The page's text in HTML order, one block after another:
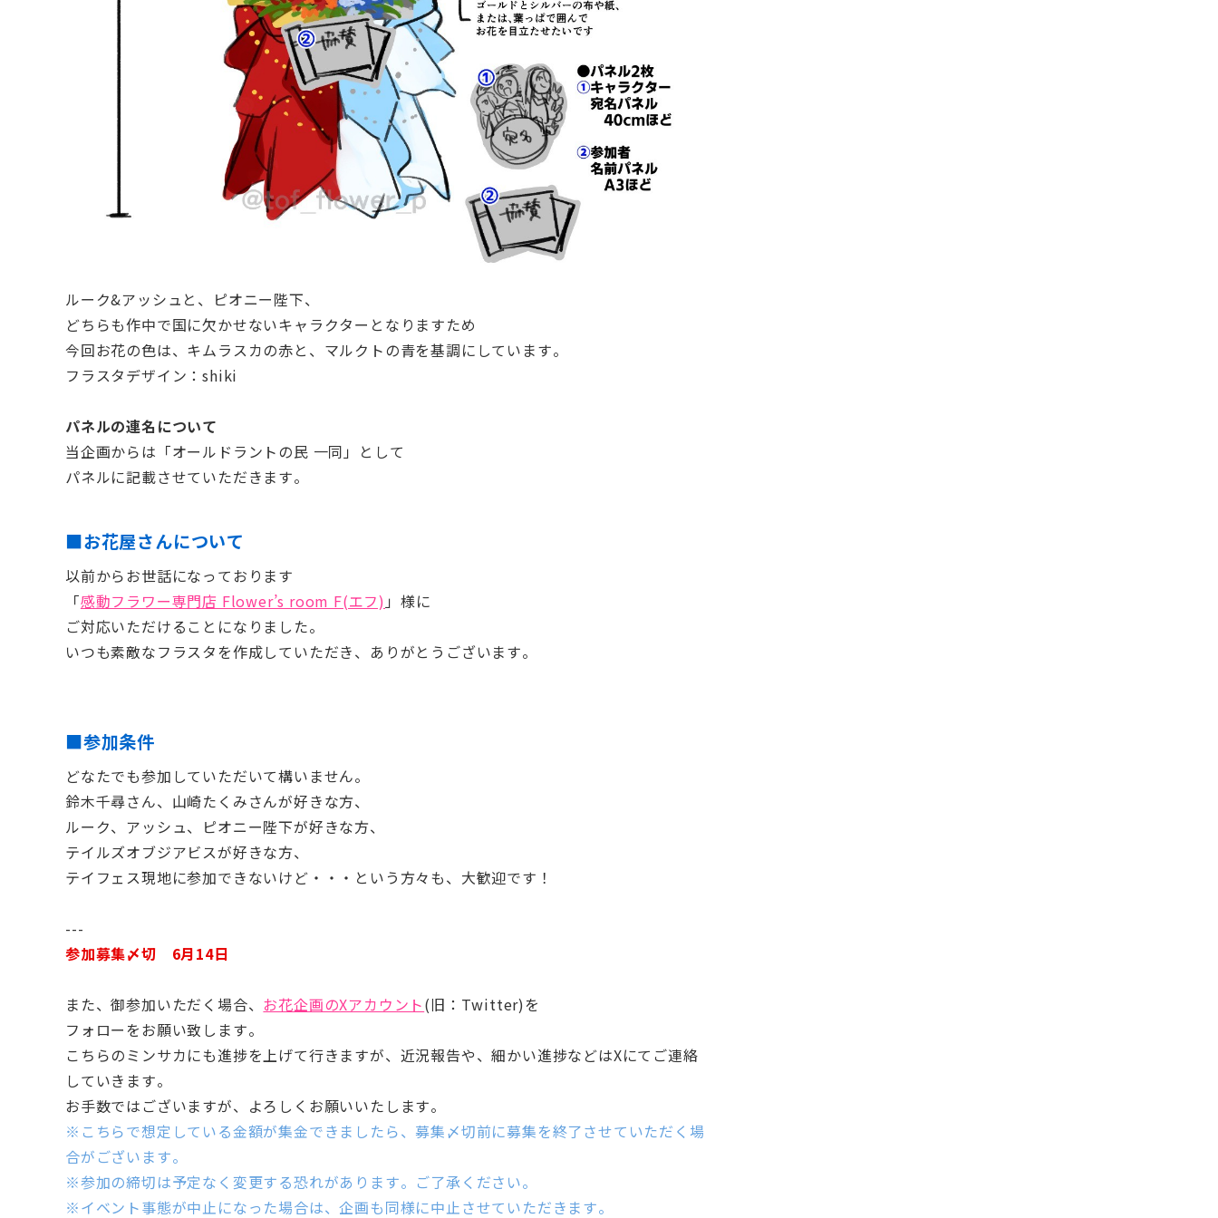
ルーク&アッシュと、ピオニー陛下、
どちらも作中で国に欠かせないキャラクターとなりますため
今回お花の色は、キムラスカの赤と、マルクトの青を基調にしています。
フラスタデザイン：shiki
パネルの連名について
当企画からは「オールドラントの民 一同」として
パネルに記載させていただきます。
■お花屋さんについて
以前からお世話になっております
「感動フラワー専門店 Flower’s room F(エフ) 」様に
ご対応いただけることになりました。
いつも素敵なフラスタを作成していただき、ありがとうございます。
■参加条件
どなたでも参加していただいて構いません。
鈴木千尋さん、山崎たくみさんが好きな方、
ルーク、アッシュ、ピオニー陛下が好きな方、
テイルズオブジアビスが好きな方、
テイフェス現地に参加できないけど・・・という方々も、大歓迎です！
---
参加募集〆切 6月14日
また、御参加いただく場合、 お花企画のXアカウント(旧：Twitter)を
フォローをお願い致します。
こちらのミンサカにも進捗を上げて行きますが、近況報告や、細かい進捗などはXにてご連絡
していきます。
お手数ではございますが、よろしくお願いいたします。
※こちらで想定している金額が集金できましたら、募集〆切前に募集を終了させていただく場
合がございます。
※参加の締切は予定なく変更する恐れがあります。ご了承ください。
※イベント事態が中止になった場合は、企画も同様に中止させていただきます。